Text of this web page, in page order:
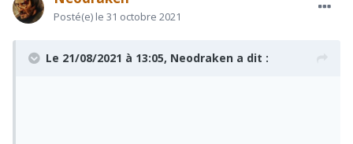
Posté(e) le 31 octobre 2021
Le 21/08/2021 à 13:05, Neodraken a dit :